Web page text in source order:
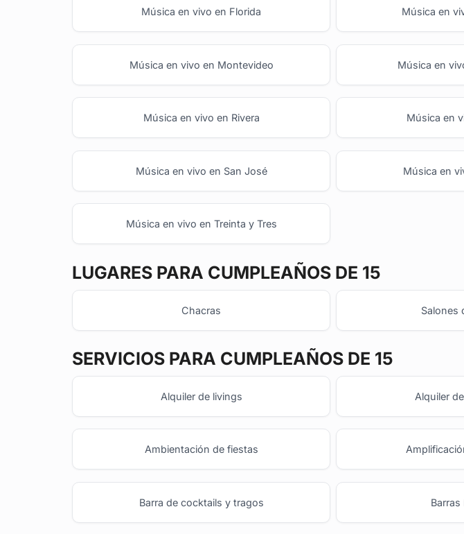
Música en vivo en Florida Música en
Música en vivo en Montevideo Música en
Música en vivo en Rivera Música en
Música en vivo en San José Música en
Música en vivo en Treinta y Tres
LUGARES PARA CUMPLEAÑOS DE 15
Chacras Salones
SERVICIOS PARA CUMPLEAÑOS DE 15
Alquiler de livings Alquiler
Ambientación de fiestas
Barra de cocktails y tragos Barras